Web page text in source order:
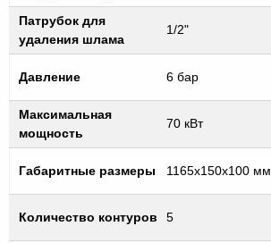
Патрубок для
удаления шлама
1/2"
Давление 6 бар
Максимальная
мощность
70 кВт
Габаритные размеры 1165х150х100 мм
Количество контуров 5